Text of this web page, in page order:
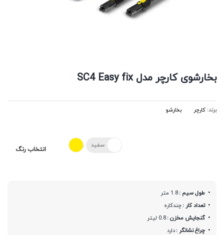
بخارشوی کارچر مدل SC4 Easy fix
برند: کارچر بخارشو
انتخاب رنگ
سفید زرد
طول سیم :1.8 متر
تعداد کار :چندکاره
گنجایش مخزن :0.8 لیتر
چراغ نشانگر :دارد